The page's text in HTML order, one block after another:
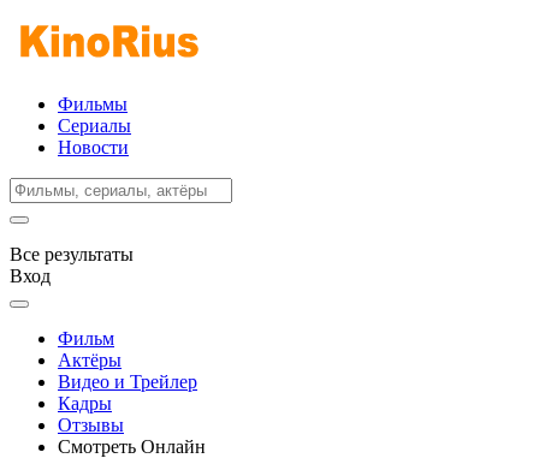
Фильмы
Сериалы
Новости
Все результаты
Вход
Фильм
Актёры
Видео и Трейлер
Кадры
Отзывы
Смотреть Онлайн